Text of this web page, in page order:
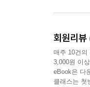
채소들의
이 책은
둥근 모양
회원리뷰
매주 10건의
3,000원 이
eBook은 다
클래스는 첫